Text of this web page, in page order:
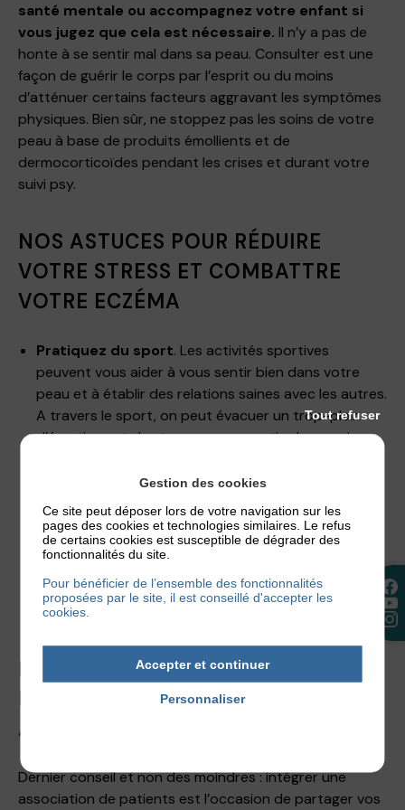
santé mentale ou accompagnez votre enfant si
vous jugez que cela est nécessaire. Il n’y a pas de
honte à se sentir mal dans sa peau. Consulter est une
façon de guérir le corps par l’esprit ou du moins
d’atténuer certains facteurs aggravant les symptômes
physiques. Bien sûr, ne stoppez pas les soins de votre
peau à base de produits émollients et de
dermocorticoïdes pendant les crises et durant votre
suivi psy.
NOS ASTUCES POUR RÉDUIRE
VOTRE STRESS ET COMBATTRE
VOTRE ECZÉMA
Pratiquez du sport. Les activités sportives
peuvent vous aider à vous sentir bien dans votre
peau et à établir des relations saines avec les autres.
A travers le sport, on peut évacuer un trop-plein
d’émotions et de stress pour repartir plus serein.
bon sommeil, primordial pour avoir l’énergie de gérer
son quotidien avec l’eczéma !
Une piste d’amélioration : les bienfaits de la
relaxation, de la sophrologie, du yoga ou de la
faire face à toute situation stressante. Tout en
restant zen.
NE VIVEZ PAS SEUL.E VOTRE
ECZÉMA, FAITES VOUS
ACCOMPAGNER
Dernier conseil et non des moindres : intégrer une
association de patients est l’occasion de partager vos
Gestion des cookies
Ce site peut déposer lors de votre navigation sur les
pages des cookies et technologies similaires. Le refus
de certains cookies est susceptible de dégrader des
fonctionnalités du site.
Pour bénéficier de l’ensemble des fonctionnalités
proposées par le site, il est conseillé d'accepter les
cookies.
Accepter et continuer
Tout refuser
Personnaliser